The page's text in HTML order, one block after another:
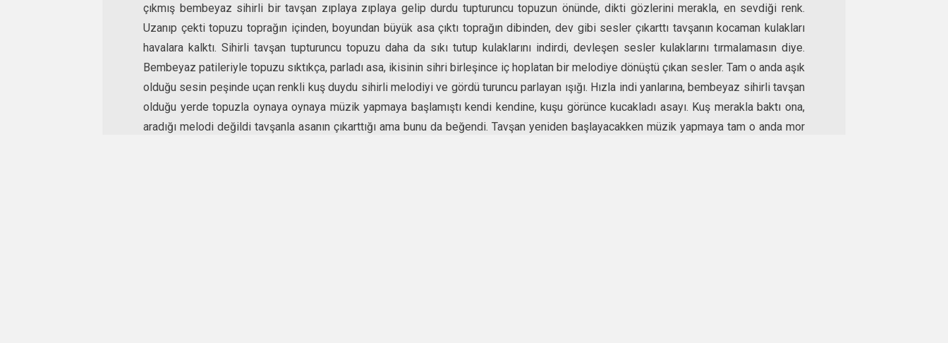
çıkmış bembeyaz sihirli bir tavşan zıplaya zıplaya gelip durdu tupturuncu topuzun önünde, dikti gözlerini merakla, en sevdiği renk.
Uzanıp çekti topuzu toprağın içinden, boyundan büyük asa çıktı toprağın dibinden, dev gibi sesler çıkarttı tavşanın kocaman kulakları
havalara kalktı. Sihirli tavşan tupturuncu topuzu daha da sıkı tutup kulaklarını indirdi, devleşen sesler kulaklarını tırmalamasın diye.
Bembeyaz patileriyle topuzu sıktıkça, parladı asa, ikisinin sihri birleşince iç hoplatan bir melodiye dönüştü çıkan sesler. Tam o anda aşık
olduğu sesin peşinde uçan renkli kuş duydu sihirli melodiyi ve gördü turuncu parlayan ışığı. Hızla indi yanlarına, bembeyaz sihirli tavşan
olduğu yerde topuzla oynaya oynaya müzik yapmaya başlamıştı kendi kendine, kuşu görünce kucakladı asayı. Kuş merakla baktı ona,
aradığı melodi değildi tavşanla asanın çıkarttığı ama bunu da beğendi. Tavşan yeniden başlayacakken müzik yapmaya tam o anda mor